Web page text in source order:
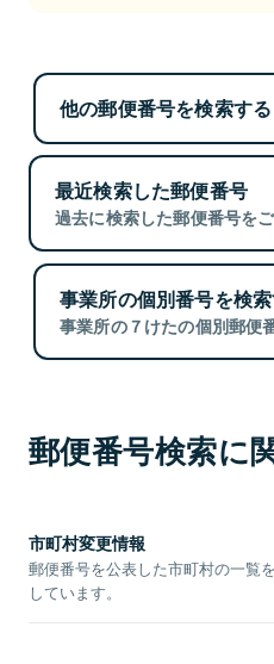
他の郵便番号を検索する
最近検索した郵便番号
過去に検索した郵便番号を
事業所の個別番号を検
事業所の７けたの個別郵便
郵便番号検索に
市町村変更情報
郵便番号を公表した市町村の一覧
しています。